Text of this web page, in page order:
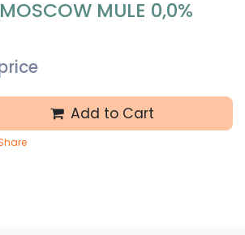
MULE 0,0%
Add to Cart